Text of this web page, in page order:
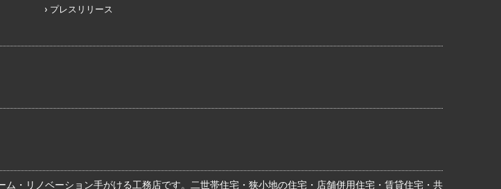
プレスリリース
・リノベーション手がける工務店です。二世帯住宅・狭小地の住宅・店舗併用住宅・賃貸住宅・共